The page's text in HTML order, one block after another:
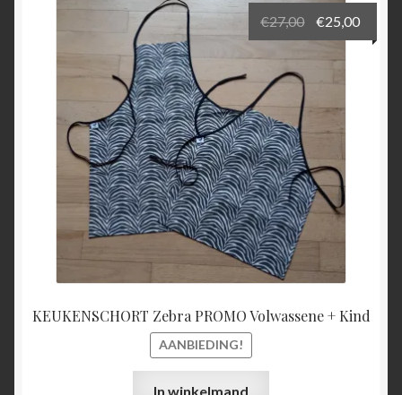
KEUKENSCHORT Zebra PROMO Volwassene + Kind
AANBIEDING!
€27,00
prijs
was:
€27,00.
€25,00
prijs
In winkelmand